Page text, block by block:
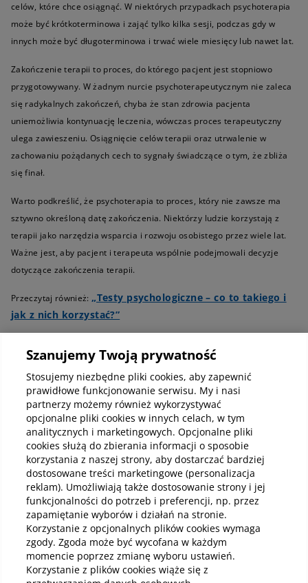
celów, które chce osiągnąć. W niektórych przypadkach psychoterapia
może być krótkoterminowa i zająć tylko kilka sesji, podczas gdy w
innych może być długoterminowa i trwać wiele miesięcy lub nawet lat.
Zakończenie terapii to proces, do którego pacjent jest stopniowo
przygotowywany. W żadnym nurcie psychoterapeutycznym nie zaleca
się radykalnych zakończeń, chyba że stan zdrowia pacjenta
uniemożliwia kontynuację leczenia, wówczas proces terapeutyczny
ulega zawieszeniu. Osiągnięcie celów terapii oraz utrwalenie w
zachowaniu pożądanych cech to sygnały świadczące o tym, że zbliża
się finał.
Warto podkreślić, że psychoterapia to proces, który nie zawsze ma
sztywno określoną datę zakończenia. Niektórzy ludzie korzystają z
terapii jako narzędzia wsparcia i rozwoju osobistego przez wiele lat.
Ważne jest, aby pacjent i terapeuta wspólnie podejmowali decyzje
dotyczące zakończenia terapii.
Przeczytaj również:„Testy psychologiczne – co to takiego i
jak z nich korzystać?”
Specjaliści prowadzący psychoterapię w nurcie
Gestalt:
Rania Al-Mashan
Joanna Bochińska-Przybylak
Aleksandra Broczkowska
Inessa Kocielnik
Aneta Krakowińska
Konrad Smolak
Szanujemy Twoją prywatność
Stosujemy niezbędne pliki cookies, aby zapewnić
prawidłowe funkcjonowanie serwisu. My i nasi
partnerzy możemy również wykorzystywać
opcjonalne pliki cookies w innych celach, w tym
analitycznych i marketingowych. Opcjonalne pliki
cookies służą do zbierania informacji o sposobie
korzystania z naszej strony, aby dostarczać bardziej
dostosowane treści marketingowe (personalizacja
reklam). Umożliwiają także dostosowanie strony i jej
funkcjonalności do potrzeb i preferencji, np. przez
zapamiętanie wyborów i działań na stronie.
Korzystanie z opcjonalnych plików cookies wymaga
zgody. Zgoda może być wycofana w każdym
momencie poprzez zmianę wyboru ustawień.
Korzystanie z plików cookies wiąże się z